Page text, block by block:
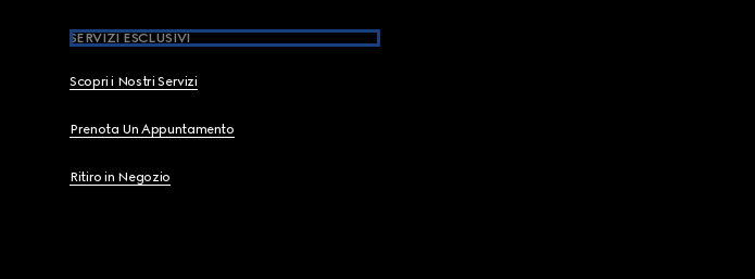
SERVIZI ESCLUSIVI
Scopri i Nostri Servizi
Prenota Un Appuntamento
Ritiro in Negozio